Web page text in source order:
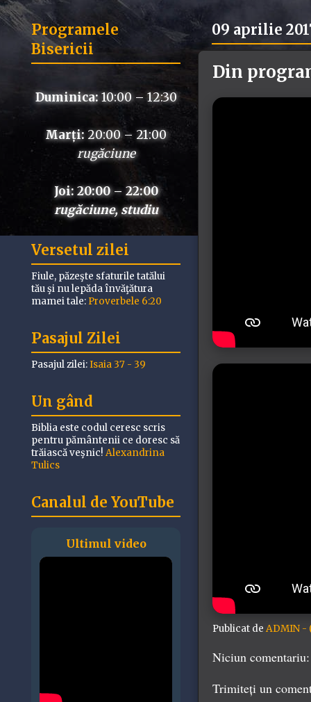
09 aprilie
Din
Publicat de ADMIN -
Niciun comentariu:
Trimiteți un
Programele
Bisericii
Duminica: 10:00 – 12:30
Marți:20:00 – 21:00
rugăciune
Joi: 20:00 – 22:00
rugăciune, studiu
Versetul zilei
Fiule, păzeşte sfaturile tatălui
tău şi nu lepăda învăţătura
mamei tale: Proverbele 6:20
Pasajul Zilei
Pasajul zilei:Isaia 37 - 39
Un gând
Biblia este codul ceresc scris
pentru pământenii ce doresc să
trăiască veşnic! Alexandrina
Tulics
Canalul de YouTube
Ultimul video